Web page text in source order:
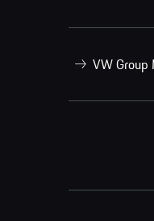
VW Group